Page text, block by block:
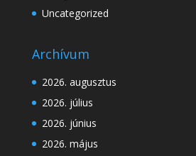
Uncategorized
Archívum
2026. augusztus
2026. július
2026. június
2026. május